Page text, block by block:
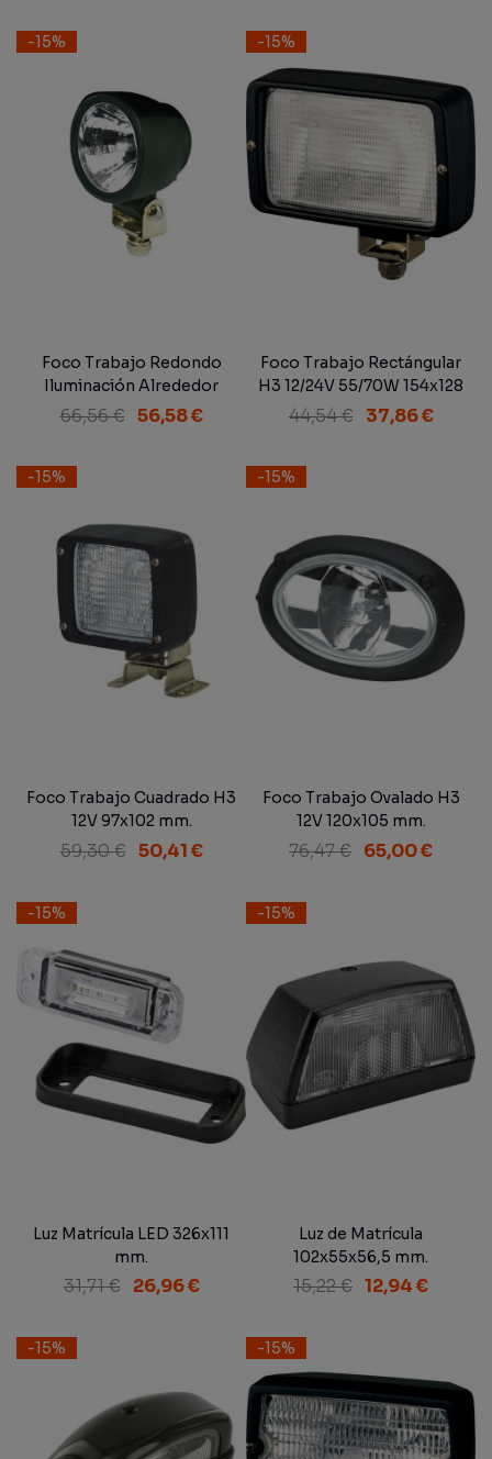
-15%
Foco Trabajo Redondo
Iluminación Alrededor
12/24V 55/70W 83x111 mm.
66,56 € 56,58 €
-15%
Foco Trabajo Rectángular
H3 12/24V 55/70W 154x128
mm.
44,54 € 37,86 €
-15%
Foco Trabajo Cuadrado H3
12V 97x102 mm.
59,30 € 50,41 €
-15%
Foco Trabajo Ovalado H3
12V 120x105 mm.
76,47 € 65,00 €
-15%
Luz Matrícula LED 326x111
mm.
31,71 € 26,96 €
-15%
Luz de Matrícula
102x55x56,5 mm.
15,22 € 12,94 €
-15% -15%